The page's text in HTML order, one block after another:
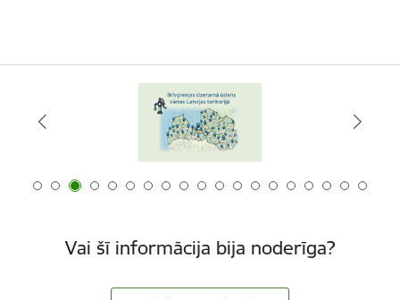
Vai šī informācija bija noderīga?